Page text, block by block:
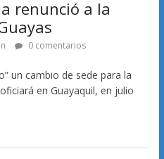
renunció a la
0 comentarios
un cambio de sede para la
en Guayaquil, en julio